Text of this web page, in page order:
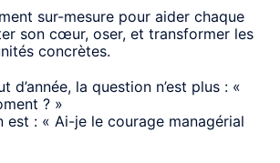
sur-mesure pour aider chaque
son cœur, oser, et transformer les
concrètes.
d’année, la question n’est plus : «
? »
est : « Ai-je le courage managérial